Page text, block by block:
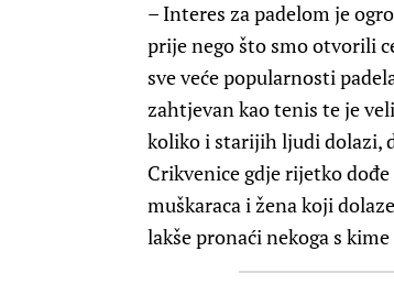
– Interes za padelom je
prije nego što smo otvorili
sve veće popularnosti
zahtjevan kao tenis te je
koliko i starijih ljudi dolazi,
Crikvenice gdje rijetko
muškaraca i žena koji
lakše pronaći nekoga s